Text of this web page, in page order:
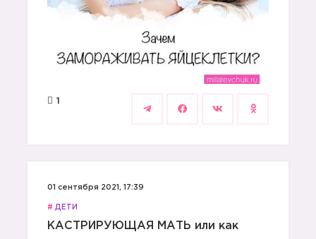
1
01 сентября 2021, 17:39
# ДЕТИ
КАСТРИРУЮЩАЯ МАТЬ или как